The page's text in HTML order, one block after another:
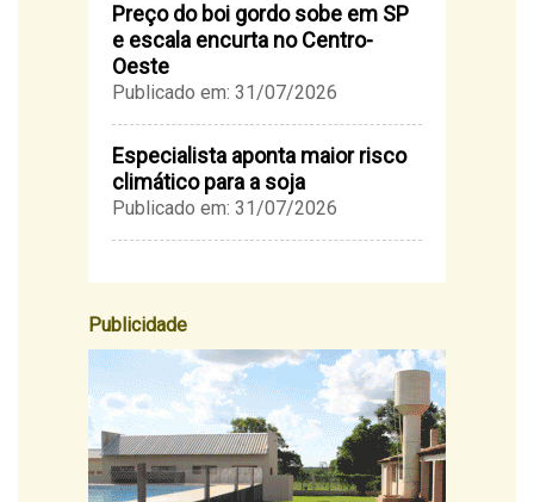
Preço do boi gordo sobe em SP
e escala encurta no Centro-
Oeste
Publicado em: 31/07/2026
Especialista aponta maior risco
climático para a soja
Publicado em: 31/07/2026
Publicidade